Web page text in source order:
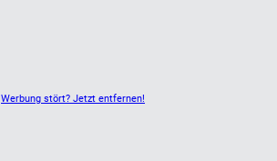
Werbung stört? Jetzt entfernen!